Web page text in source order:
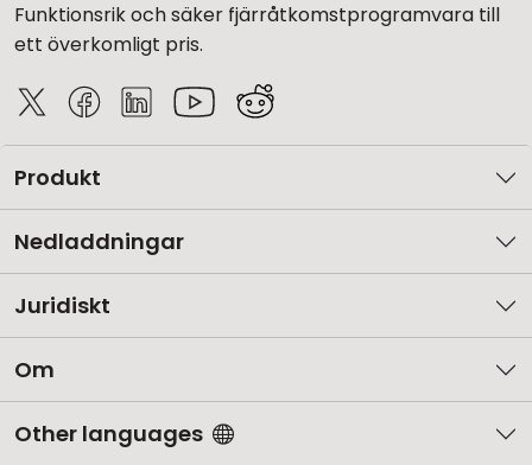
Funktionsrik och säker fjärråtkomstprogramvara till
ett överkomligt pris.
Produkt
Nedladdningar
Juridiskt
Om
Other languages